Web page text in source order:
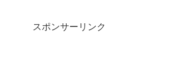
スポンサーリンク